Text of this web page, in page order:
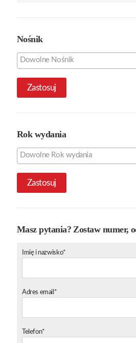
Nośnik
Zastosuj
Rok wydania
Zastosuj
Masz pytania? Zostaw numer,
Imię i nazwisko*
Adres email*
Telefon*